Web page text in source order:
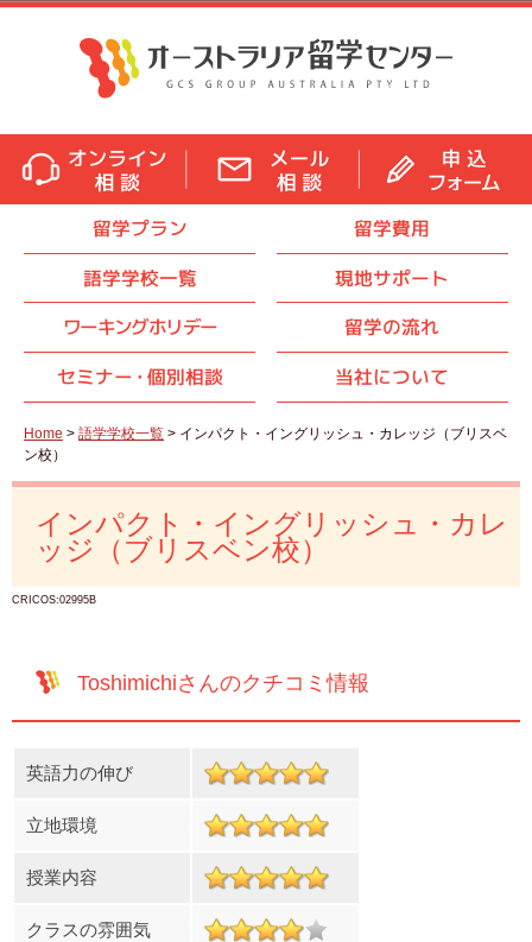
留学プラン
留学費用
語学学校一覧
現地サポート
ワーキングホリデー
留学の流れ
セミナー・ 個別相談 当社について
Home > 語学学校一覧 > インパクト・イングリッシュ・カレッジ（ブリスベ
ン校）
インパクト・イングリッシュ・カレ
ッジ（ブリスベン校）
CRICOS:02995B
Toshimichiさんのクチコミ情報
英語力の伸び
立地環境
授業内容
クラスの雰囲気